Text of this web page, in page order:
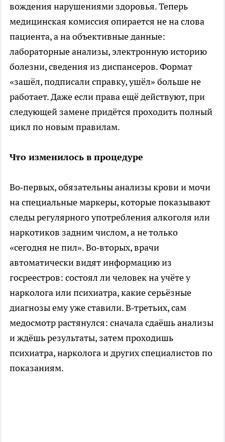
вождения нарушениями здоровья. Теперь
медицинская комиссия опирается не на слова
пациента, а на объективные данные:
лабораторные анализы, электронную историю
болезни, сведения из диспансеров. Формат
«зашёл, подписали справку, ушёл» больше не
работает. Даже если права ещё действуют, при
следующей замене придётся проходить полный
цикл по новым правилам.
Что изменилось в процедуре
Во‑первых, обязательны анализы крови и мочи
на специальные маркеры, которые показывают
следы регулярного употребления алкоголя или
наркотиков задним числом, а не только
«сегодня не пил». Во‑вторых, врачи
автоматически видят информацию из
госреестров: состоял ли человек на учёте у
нарколога или психиатра, какие серьёзные
диагнозы ему уже ставили. В‑третьих, сам
медосмотр растянулся: сначала сдаёшь анализы
и ждёшь результаты, затем проходишь
психиатра, нарколога и других специалистов по
показаниям.